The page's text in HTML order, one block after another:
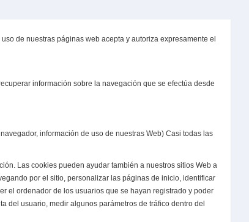
de nuestras páginas web acepta y autoriza expresamente el
información sobre la navegación que se efectúa desde
información de uso de nuestras Web) Casi todas las
Las cookies pueden ayudar también a nuestros sitios Web a
por el sitio, personalizar las páginas de inicio, identificar
el ordenador de los usuarios que se hayan registrado y poder
del usuario, medir algunos parámetros de tráfico dentro del